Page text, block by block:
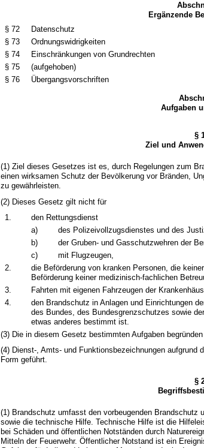
Ergänzende
§ 72
Datenschutz
§ 73
Ordnungswidrigkeiten
§ 74
Einschränkungen von Grundrechten
§ 75
(aufgehoben)
§ 76
Übergangsvorschriften
Aufgaben
§
Ziel und
(1) Ziel dieses Gesetzes ist es, durch Regelungen zum
einen wirksamen Schutz der Bevölkerung vor Bränden,
zu gewährleisten.
(2) Dieses Gesetz gilt nicht für
1.
den Rettungsdienst
a)
des Polizeivollzugsdienstes und des
b)
der Gruben- und Gasschutzwehren der
c)
mit Flugzeugen,
2.
die Beförderung von kranken Personen, die
Beförderung keiner medizinisch-fachlichen
3.
Fahrten mit eigenen Fahrzeugen der
4.
den Brandschutz in Anlagen und Einrichtungen
des Bundes, des Bundesgrenzschutzes sowie
etwas anderes bestimmt ist.
(3) Die in diesem Gesetz bestimmten Aufgaben
(4) Dienst-, Amts- und Funktionsbezeichnungen aufgrund
Form geführt.
§
(1) Brandschutz umfasst den vorbeugenden Brandschutz
sowie die technische Hilfe. Technische Hilfe ist die
bei Schäden und öffentlichen Notständen durch
Mitteln der Feuerwehr. Öffentlicher Notstand ist ein